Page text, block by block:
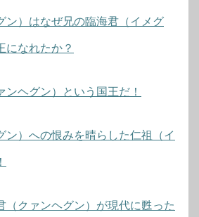
ン）はなぜ兄の臨海君（イメグ
になれたか？
ンヘグン）という国王だ！
ン）への恨みを晴らした仁祖（イ
（クァンヘグン）が現代に甦った